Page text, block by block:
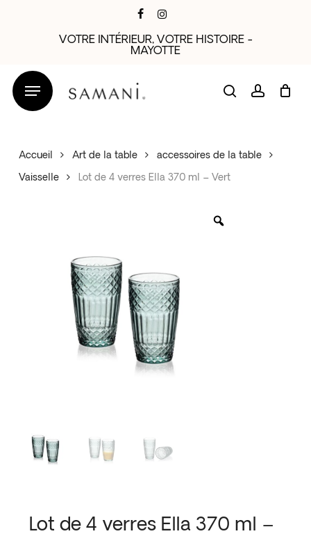
VOTRE INTÉRIEUR, VOTRE HISTOIRE -
MAYOTTE
searchaccount
Accueil Art de la table accessoires de la table
Vaisselle Lot de 4 verres Ella 370 ml – Vert
Lot de 4 verres Ella 370 ml –